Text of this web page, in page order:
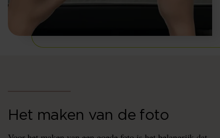
Het maken van de foto